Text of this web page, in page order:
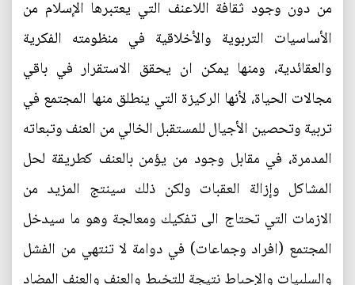
من دون وجود ثقافة اللاعنف التي يعتبرها الإسلام من
الأساسيات التربوية والأخلاقية في منظومته الفكرية
والعقائدية، ومنها يمكن ان يحقق الاستقرار في باقي
مجالات الحياة، لأنها الركيزة التي ينطلق منها المجتمع في
تربية وتحصين الأجيال للمستقبل الخالي من العنف وتبعاته
المدمرة، في مقابل وجود من يؤمن بالعنف كطريقة لحل
المشاكل وإزالة العقبات ولكن ذلك سينتج المزيد من
الازمات التي تحتاج الى تفكيك ومعالجة وهو ما سيدخل
المجتمع (افراد وجماعات) في دوامة لا تنتهي من الفشل